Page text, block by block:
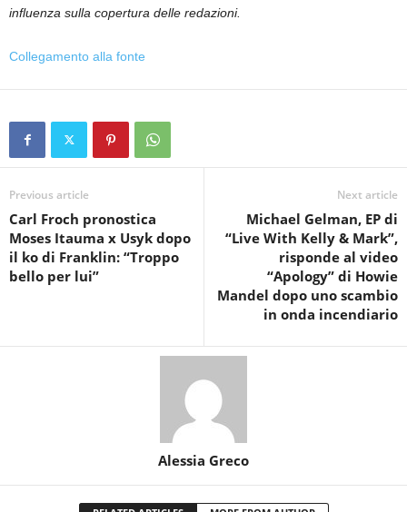
influenza sulla copertura delle redazioni.
Collegamento alla fonte
Previous article
Carl Froch pronostica
Moses Itauma x Usyk dopo
il ko di Franklin: “Troppo
bello per lui”
Next article
Michael Gelman, EP di
“Live With Kelly & Mark”,
risponde al video
“Apology” di Howie
Mandel dopo uno scambio
in onda incendiario
Alessia Greco